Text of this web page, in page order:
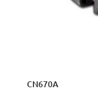
CN670A